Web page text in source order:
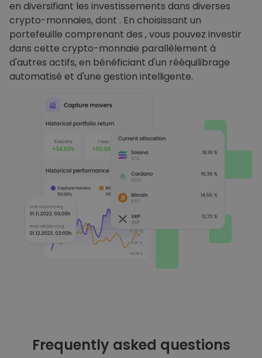
en diversifiant les investissements dans diverses
crypto-monnaies, dont . En choisissant un
portefeuille comprenant des , vous pouvez investir
dans cette crypto-monnaie parallèlement à
d'autres actifs, en bénéficiant d'un rééquilibrage
automatisé et d'une gestion intelligente.
Frequently asked questions